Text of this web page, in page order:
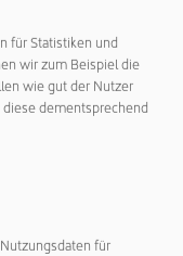
von dem Jet erfasst
Zum
kontinuierliche
gelungen, die
aus dem
eines Mid-
wird
Wasser direkt
diese
für Statistiken und
wir zum Beispiel die
wie gut der Nutzer
dementsprechend
für